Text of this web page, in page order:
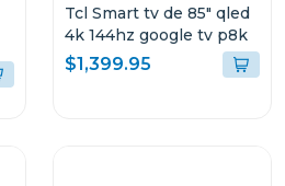
Tcl Smart tv de 85" qled
4k 144hz google tv p8k
$1,399.95